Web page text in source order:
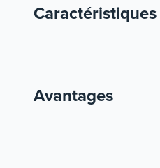
Caractéristiques
Avantages